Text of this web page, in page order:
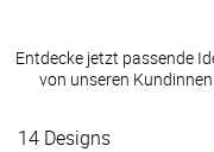
Entdecke jetzt passende
von unseren
14 Designs